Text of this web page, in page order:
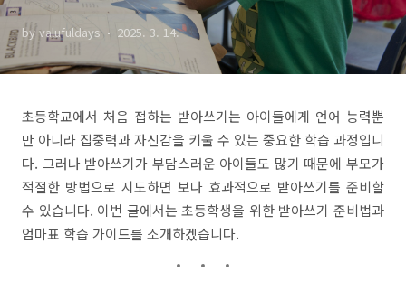
by valufuldays 2025. 3. 14.
초등학교에서 처음 접하는 받아쓰기는 아이들에게 언어 능력뿐
만 아니라 집중력과 자신감을 키울 수 있는 중요한 학습 과정입니
다. 그러나 받아쓰기가 부담스러운 아이들도 많기 때문에 부모가
적절한 방법으로 지도하면 보다 효과적으로 받아쓰기를 준비할
수 있습니다. 이번 글에서는 초등학생을 위한 받아쓰기 준비법과
엄마표 학습 가이드를 소개하겠습니다.